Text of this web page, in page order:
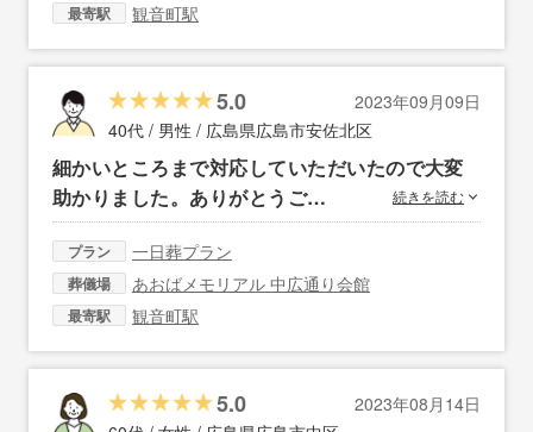
最寄駅 観音町駅
5.0
2023年09月09日
40代 / 男性 / 広島県広島市安佐北区
細かいところまで対応していただいたので大変
助かりました。ありがとうご…
続きを読む
プラン 一日葬プラン
葬儀場 あおばメモリアル 中広通り会館
最寄駅 観音町駅
5.0
2023年08月14日